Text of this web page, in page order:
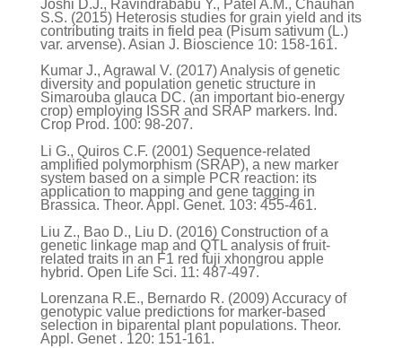
Joshi D.J., Ravindrababu Y., Patel A.M., Chauhan
S.S. (2015) Heterosis studies for grain yield and its
contributing traits in field pea (Pisum sativum (L.)
var. arvense). Asian J. Bioscience 10: 158-161.
Kumar J., Agrawal V. (2017) Analysis of genetic
diversity and population genetic structure in
Simarouba glauca DC. (an important bio-energy
crop) employing ISSR and SRAP markers. Ind.
Crop Prod. 100: 98-207.
Li G., Quiros C.F. (2001) Sequence-related
amplified polymorphism (SRAP), a new marker
system based on a simple PCR reaction: its
application to mapping and gene tagging in
Brassica. Theor. Appl. Genet. 103: 455-461.
Liu Z., Bao D., Liu D. (2016) Construction of a
genetic linkage map and QTL analysis of fruit-
related traits in an F1 red fuji xhongrou apple
hybrid. Open Life Sci. 11: 487-497.
Lorenzana R.E., Bernardo R. (2009) Accuracy of
genotypic value predictions for marker-based
selection in biparental plant populations. Theor.
Appl. Genet . 120: 151-161.